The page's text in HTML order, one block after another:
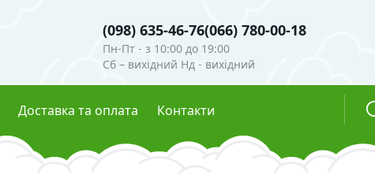
(098) 635-46-76(066) 780-00-18
Пн-Пт - з 10:00 до 19:00
Сб – вихідний Нд - вихідний
Доставка та оплата Контакти